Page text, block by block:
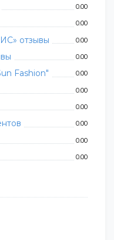
0.00
0.00
отзывы 0.00
0.00
Fashion" 0.00
0.00
0.00
0.00
0.00
0.00